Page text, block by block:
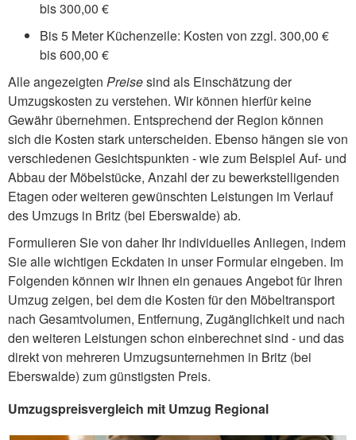
bis 300,00 €
Bis 5 Meter Küchenzeile: Kosten von zzgl. 300,00 €
bis 600,00 €
Alle angezeigten Preisesind als Einschätzung der
Umzugskosten zu verstehen. Wir können hierfür keine
Gewähr übernehmen. Entsprechend der Region können
sich die Kosten stark unterscheiden. Ebenso hängen sie von
verschiedenen Gesichtspunkten - wie zum Beispiel Auf- und
Abbau der Möbelstücke, Anzahl der zu bewerkstelligenden
Etagen oder weiteren gewünschten Leistungen im Verlauf
des Umzugs in Britz (bei Eberswalde) ab.
Formulieren Sie von daher Ihr individuelles Anliegen, indem
Sie alle wichtigen Eckdaten in unser Formular eingeben. Im
Folgenden können wir Ihnen ein genaues Angebot für Ihren
Umzug zeigen, bei dem die Kosten für den Möbeltransport
nach Gesamtvolumen, Entfernung, Zugänglichkeit und nach
den weiteren Leistungen schon einberechnet sind - und das
direkt von mehreren Umzugsunternehmen in Britz (bei
Eberswalde) zum günstigsten Preis.
Umzugspreisvergleich mit Umzug Regional